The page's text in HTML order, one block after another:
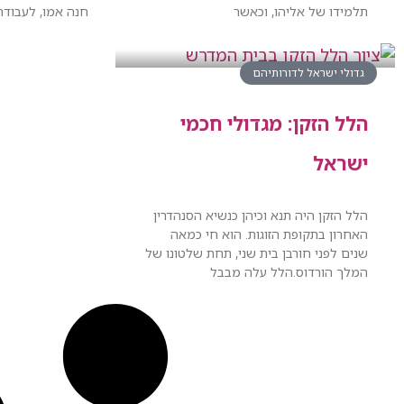
תלמידו של אליהו, וכאשר
חנה אמו,
גדולי ישראל לדורותיהם
הלל הזקן: מגדולי חכמי
ישראל
הלל הזקן היה תנא וכיהן כנשיא הסנהדרין
האחרון בתקופת הזוגות. הוא חי כמאה
שנים לפני חורבן בית שני, תחת שלטונו של
המלך הורדוס.הלל עלה מבבל